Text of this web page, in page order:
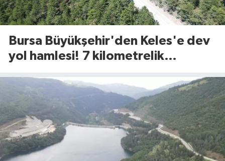
Bursa Büyükşehir'den Keles'e dev
yol hamlesi! 7 kilometrelik